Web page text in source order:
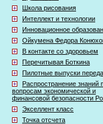
Школа рисования
Интеллект и технологии
Инновационное
Ойкумена Федора
В контакте со здоровьем
Перечитывая Боткина
Пилотные выпуски
Распространение знаний
вопросам экономической и
финансовой безопасности
Экселлент класс
Точка отсчета